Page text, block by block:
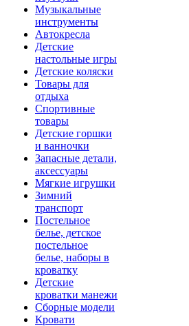
Музыкальные
инструменты
Автокресла
Детские
настольные игры
Детские коляски
Товары для
отдыха
Спортивные
товары
Детские горшки
и ванночки
Запасные детали,
аксессуары
Мягкие игрушки
Зимний
транспорт
Постельное
белье, детское
постельное
белье, наборы в
кроватку
Детские
кроватки манежи
Сборные модели
Кровати